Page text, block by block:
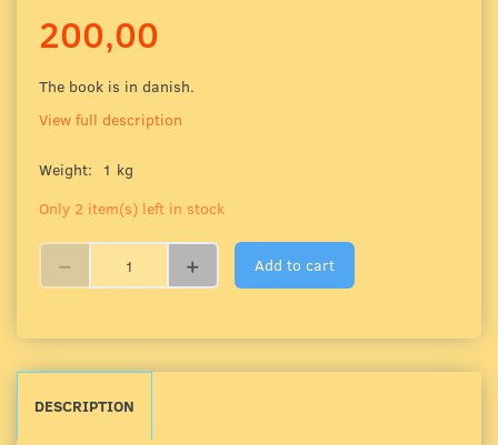
200,00
The book is in danish.
View full description
Weight:
1 kg
Only 2 item(s) left in stock
Add to cart
DESCRIPTION